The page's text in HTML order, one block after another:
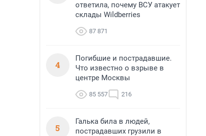
ответила, почему ВСУ атакует
склады Wildberries
87 871
4
Погибшие и пострадавшие.
Что известно о взрыве в
центре Москвы
85 557 216
5
Галька била в людей,
пострадавших грузили в